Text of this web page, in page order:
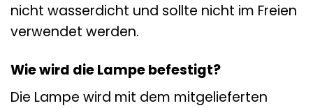
nicht wasserdicht und sollte nicht im Freien
verwendet werden.
Wie wird die Lampe befestigt?
Die Lampe wird mit dem mitgelieferten